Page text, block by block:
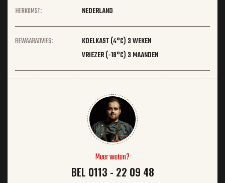
HERKOMST: NEDERLAND
BEWAARADVIES:
KOELKAST (4°C) 3 WEKEN
VRIEZER (-18°C) 3 MAANDEN
Meer weten?
BEL 0113 - 22 09 48